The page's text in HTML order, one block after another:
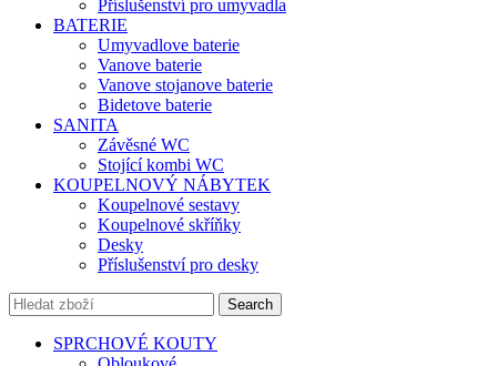
Příslušenství pro umyvadla
BATERIE
Umyvadlove baterie
Vanove baterie
Vanove stojanove baterie
Bidetove baterie
SANITA
Závěsné WC
Stojící kombi WC
KOUPELNOVÝ NÁBYTEK
Koupelnové sestavy
Koupelnové skříňky
Desky
Příslušenství pro desky
Search
SPRCHOVÉ KOUTY